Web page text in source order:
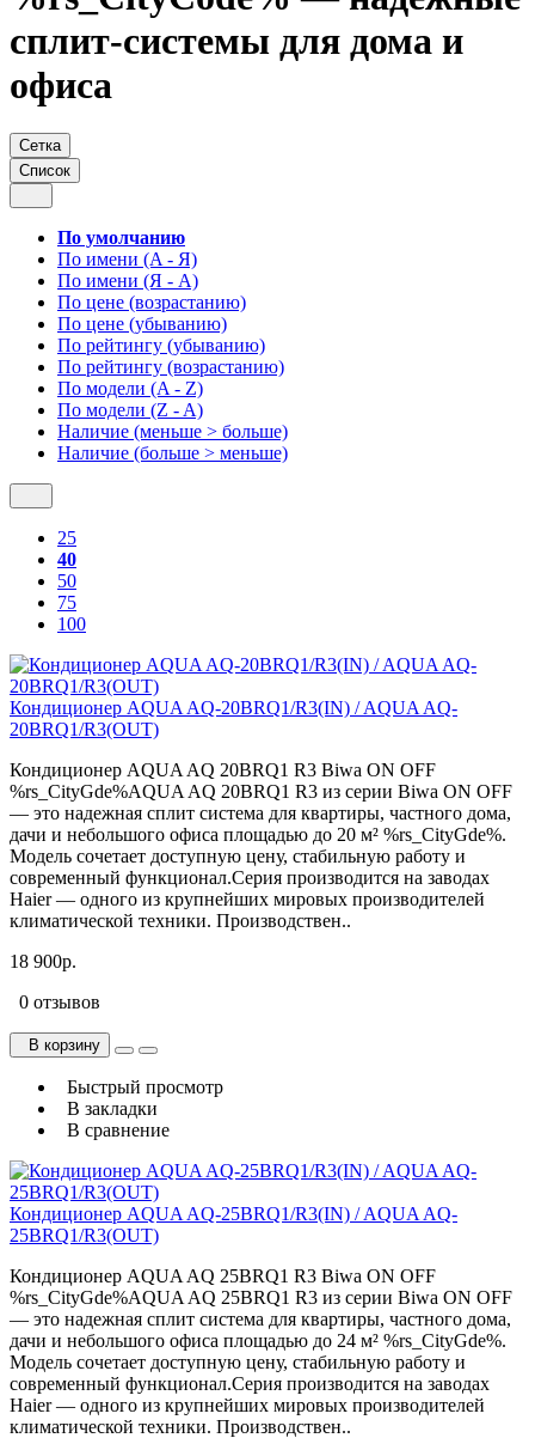
сплит-системы для дома и
офиса
Сетка
Список
По умолчанию
По имени (A - Я)
По имени (Я - A)
По цене (возрастанию)
По цене (убыванию)
По рейтингу (убыванию)
По рейтингу (возрастанию)
По модели (A - Z)
По модели (Z - A)
Наличие (меньше > больше)
Наличие (больше > меньше)
25
40
50
75
100
Кондиционер AQUA AQ-20BRQ1/R3(IN) / AQUA AQ-
20BRQ1/R3(OUT)
Кондиционер AQUA AQ 20BRQ1 R3 Biwa ON OFF
%rs_CityGde%AQUA AQ 20BRQ1 R3 из серии Biwa ON OFF
— это надежная сплит система для квартиры, частного дома,
дачи и небольшого офиса площадью до 20 м² %rs_CityGde%.
Модель сочетает доступную цену, стабильную работу и
современный функционал.Серия производится на заводах
Haier — одного из крупнейших мировых производителей
климатической техники. Производствен..
18 900р.
0 отзывов
В корзину
Быстрый просмотр
В закладки
В сравнение
Кондиционер AQUA AQ-25BRQ1/R3(IN) / AQUA AQ-
25BRQ1/R3(OUT)
Кондиционер AQUA AQ 25BRQ1 R3 Biwa ON OFF
%rs_CityGde%AQUA AQ 25BRQ1 R3 из серии Biwa ON OFF
— это надежная сплит система для квартиры, частного дома,
дачи и небольшого офиса площадью до 24 м² %rs_CityGde%.
Модель сочетает доступную цену, стабильную работу и
современный функционал.Серия производится на заводах
Haier — одного из крупнейших мировых производителей
климатической техники. Производствен..